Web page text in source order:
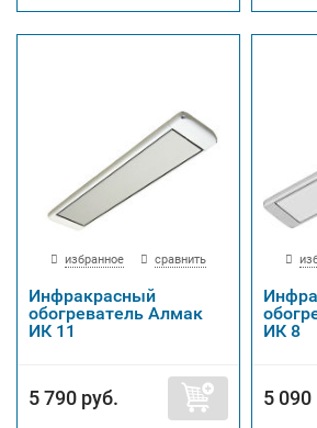
избранное сравнить
Инфракрасный
обогреватель Алмак
ИК 11
5 790 руб.
ИК 8
5 090